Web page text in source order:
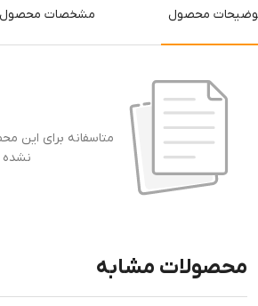
محصول مشخصات محصول
متاسفانه برای این
محصولات مشابه